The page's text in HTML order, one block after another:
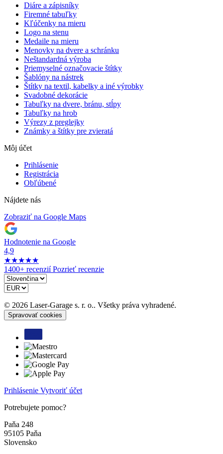
Diáre a zápisníky
Firemné tabuľky
Kľúčenky na mieru
Logo na stenu
Medaile na mieru
Menovky na dvere a schránku
Neštandardná výroba
Priemyselné označovacie štítky
Šablóny na nástrek
Štítky na textil, kabelky a iné výrobky
Svadobné dekorácie
Tabuľky na dvere, bránu, stĺpy
Tabuľky na hrob
Výrezy z preglejky
Známky a štítky pre zvieratá
Môj účet
Prihlásenie
Registrácia
Obľúbené
Nájdete nás
Zobraziť na Google Maps
Hodnotenie na Google
4,9
★★★★★
1400+ recenzií Pozrieť recenzie
© 2026 Laser-Garage s. r. o.. Všetky práva vyhradené.
Spravovať cookies
Prihlásenie Vytvoriť účet
Potrebujete pomoc?
Paňa 248
95105 Paňa
Slovensko